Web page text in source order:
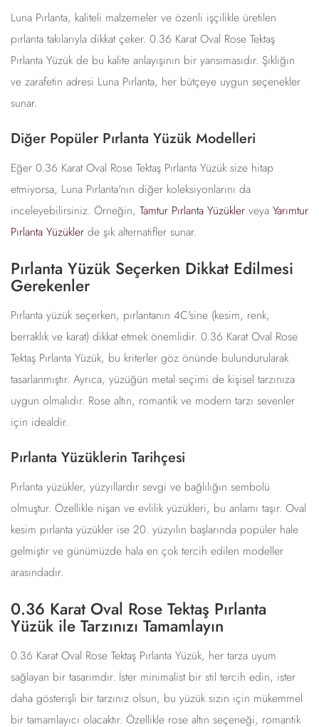
Luna Pırlanta, kaliteli malzemeler ve özenli işçilikle üretilen
pırlanta takılarıyla dikkat çeker. 0.36 Karat Oval Rose Tektaş
Pırlanta Yüzük de bu kalite anlayışının bir yansımasıdır. Şıklığın
ve zarafetin adresi Luna Pırlanta, her bütçeye uygun seçenekler
sunar.
Diğer Popüler Pırlanta Yüzük Modelleri
Eğer 0.36 Karat Oval Rose Tektaş Pırlanta Yüzük size hitap
etmiyorsa, Luna Pırlanta'nın diğer koleksiyonlarını da
inceleyebilirsiniz. Örneğin, Tamtur Pırlanta Yüzükler veya Yarımtur
Pırlanta Yüzükler de şık alternatifler sunar.
Pırlanta Yüzük Seçerken Dikkat Edilmesi
Gerekenler
Pırlanta yüzük seçerken, pırlantanın 4C'sine (kesim, renk,
berraklık ve karat) dikkat etmek önemlidir. 0.36 Karat Oval Rose
Tektaş Pırlanta Yüzük, bu kriterler göz önünde bulundurularak
tasarlanmıştır. Ayrıca, yüzüğün metal seçimi de kişisel tarzınıza
uygun olmalıdır. Rose altın, romantik ve modern tarzı sevenler
için idealdir.
Pırlanta Yüzüklerin Tarihçesi
Pırlanta yüzükler, yüzyıllardır sevgi ve bağlılığın sembolü
olmuştur. Özellikle nişan ve evlilik yüzükleri, bu anlamı taşır. Oval
kesim pırlanta yüzükler ise 20. yüzyılın başlarında popüler hale
gelmiştir ve günümüzde hala en çok tercih edilen modeller
arasındadır.
0.36 Karat Oval Rose Tektaş Pırlanta
Yüzük ile Tarzınızı Tamamlayın
0.36 Karat Oval Rose Tektaş Pırlanta Yüzük, her tarza uyum
sağlayan bir tasarımdır. İster minimalist bir stil tercih edin, ister
daha gösterişli bir tarzınız olsun, bu yüzük sizin için mükemmel
bir tamamlayıcı olacaktır. Özellikle rose altın seçeneği, romantik